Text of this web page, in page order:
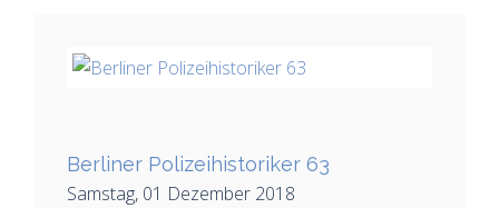
Berliner Polizeihistoriker 63
Samstag, 01 Dezember 2018